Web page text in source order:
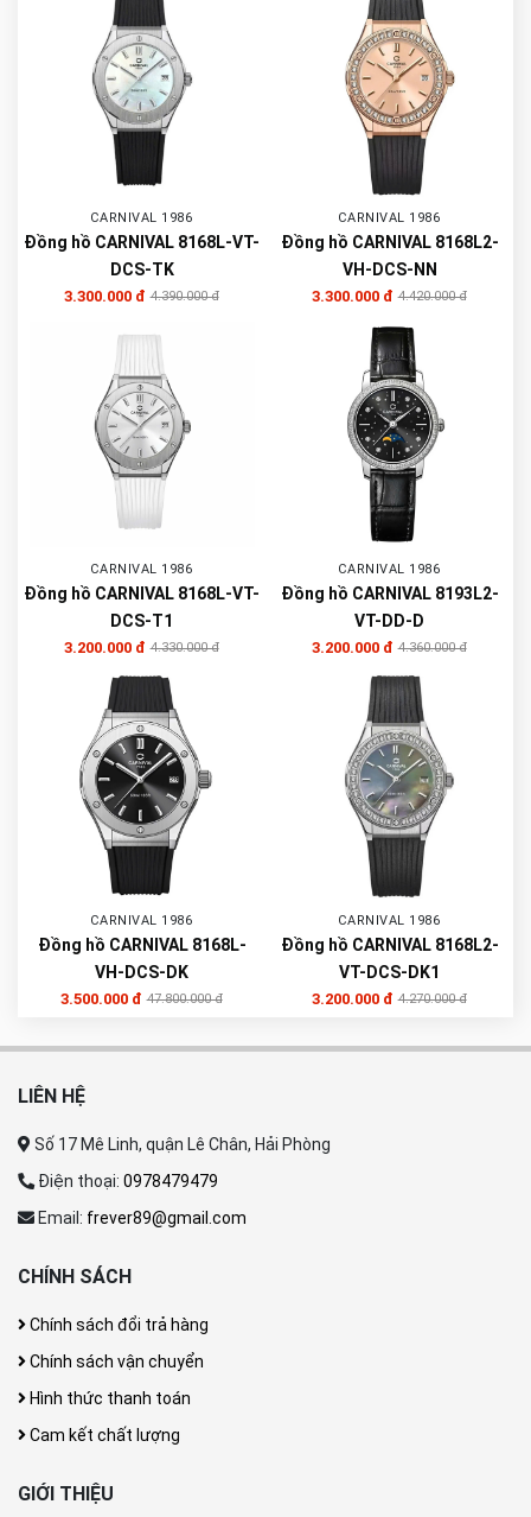
CARNIVAL 1986
Đồng hồ CARNIVAL 8168L-VT-
DCS-TK
3.300.000 đ 4.390.000 đ
CARNIVAL 1986
Đồng hồ CARNIVAL 8168L2-
VH-DCS-NN
3.300.000 đ 4.420.000 đ
CARNIVAL 1986
Đồng hồ CARNIVAL 8168L-VT-
DCS-T1
3.200.000 đ 4.330.000 đ
CARNIVAL 1986
Đồng hồ CARNIVAL 8193L2-
VT-DD-D
3.200.000 đ 4.360.000 đ
CARNIVAL 1986
Đồng hồ CARNIVAL 8168L-
VH-DCS-DK
3.500.000 đ 47.800.000 đ
CARNIVAL 1986
Đồng hồ CARNIVAL 8168L2-
VT-DCS-DK1
3.200.000 đ 4.270.000 đ
LIÊN HỆ
Số 17 Mê Linh, quận Lê Chân, Hải Phòng
Điện thoại: 0978479479
Email: frever89@gmail.com
CHÍNH SÁCH
Chính sách đổi trả hàng
Chính sách vận chuyển
Hình thức thanh toán
Cam kết chất lượng
GIỚI THIỆU